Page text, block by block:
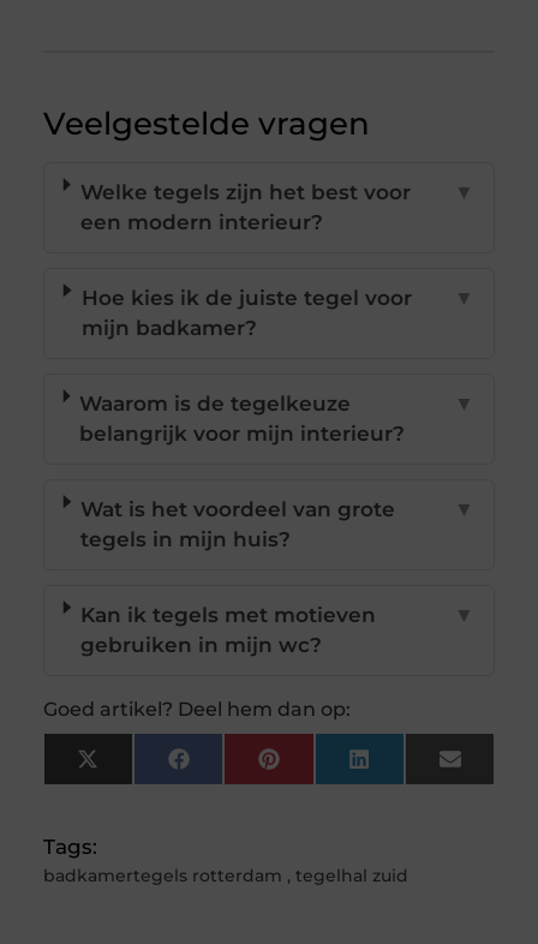
Veelgestelde vragen
Welke tegels zijn het best voor
een modern interieur?
▼
Hoe kies ik de juiste tegel voor
mijn badkamer?
▼
Waarom is de tegelkeuze
belangrijk voor mijn interieur?
▼
Wat is het voordeel van grote
tegels in mijn huis?
▼
Kan ik tegels met motieven
gebruiken in mijn wc?
▼
Goed artikel? Deel hem dan op:
X
(Twitter)
FacebookPinterestLinkedInEmail
Tags:
badkamertegels rotterdam , tegelhal zuid